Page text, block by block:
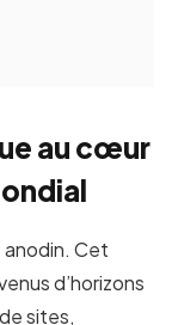
au cœur
anodin. Cet
d’horizons
sites,